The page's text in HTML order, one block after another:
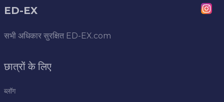
ED-EX
सभी अधिकार सुरक्षित ED-EX.com
छात्रों के लिए
ब्लॉग